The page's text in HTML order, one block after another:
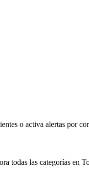
o activa alertas por
todas las categorías en